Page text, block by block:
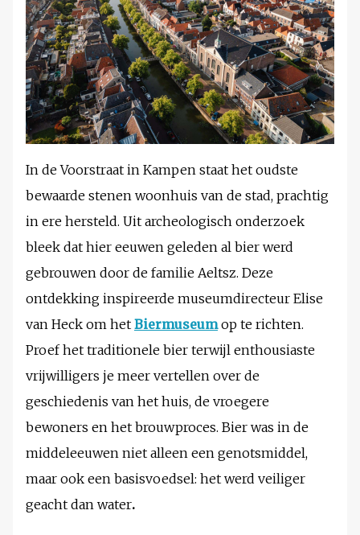
In de Voorstraat in Kampen staat het oudste
bewaarde stenen woonhuis van de stad, prachtig
in ere hersteld. Uit archeologisch onderzoek
bleek dat hier eeuwen geleden al bier werd
gebrouwen door de familie Aeltsz. Deze
ontdekking inspireerde museumdirecteur Elise
van Heck om het Biermuseumop te richten.
Proef het traditionele bier terwijl enthousiaste
vrijwilligers je meer vertellen over de
geschiedenis van het huis, de vroegere
bewoners en het brouwproces. Bier was in de
middeleeuwen niet alleen een genotsmiddel,
maar ook een basisvoedsel: het werd veiliger
geacht dan water.